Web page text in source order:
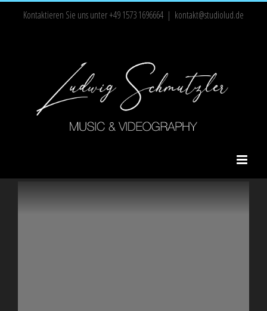
Kontaktieren Sie uns unter +49 1573 1696664 | kontakt@studiolud.de